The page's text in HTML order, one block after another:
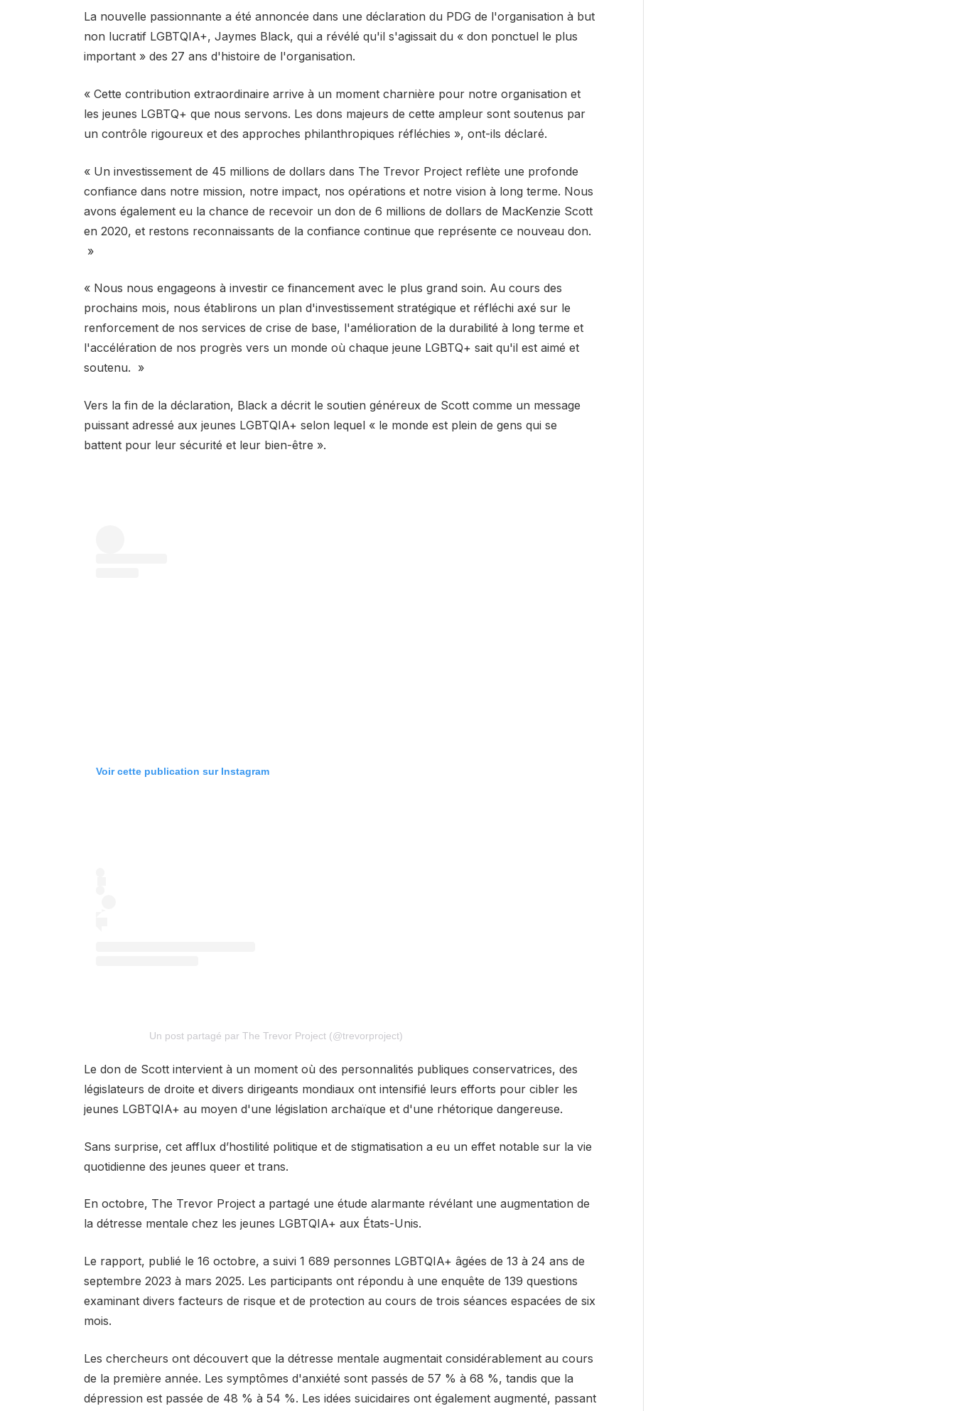
La nouvelle passionnante a été annoncée dans une déclaration du PDG de l'organisation à but
non lucratif LGBTQIA+, Jaymes Black, qui a révélé qu'il s'agissait du « don ponctuel le plus
important » des 27 ans d'histoire de l'organisation.
« Cette contribution extraordinaire arrive à un moment charnière pour notre organisation et
les jeunes LGBTQ+ que nous servons. Les dons majeurs de cette ampleur sont soutenus par
un contrôle rigoureux et des approches philanthropiques réfléchies », ont-ils déclaré.
« Un investissement de 45 millions de dollars dans The Trevor Project reflète une profonde
confiance dans notre mission, notre impact, nos opérations et notre vision à long terme. Nous
avons également eu la chance de recevoir un don de 6 millions de dollars de MacKenzie Scott
en 2020, et restons reconnaissants de la confiance continue que représente ce nouveau don.
»
« Nous nous engageons à investir ce financement avec le plus grand soin. Au cours des
prochains mois, nous établirons un plan d'investissement stratégique et réfléchi axé sur le
renforcement de nos services de crise de base, l'amélioration de la durabilité à long terme et
l'accélération de nos progrès vers un monde où chaque jeune LGBTQ+ sait qu'il est aimé et
soutenu. »
Vers la fin de la déclaration, Black a décrit le soutien généreux de Scott comme un message
puissant adressé aux jeunes LGBTQIA+ selon lequel « le monde est plein de gens qui se
battent pour leur sécurité et leur bien-être ».
Voir cette publication sur Instagram
Un post partagé par The Trevor Project (@trevorproject)
Le don de Scott intervient à un moment où des personnalités publiques conservatrices, des
législateurs de droite et divers dirigeants mondiaux ont intensifié leurs efforts pour cibler les
jeunes LGBTQIA+ au moyen d'une législation archaïque et d'une rhétorique dangereuse.
Sans surprise, cet afflux d’hostilité politique et de stigmatisation a eu un effet notable sur la vie
quotidienne des jeunes queer et trans.
En octobre, The Trevor Project a partagé une étude alarmante révélant une augmentation de
la détresse mentale chez les jeunes LGBTQIA+ aux États-Unis.
Le rapport, publié le 16 octobre, a suivi 1 689 personnes LGBTQIA+ âgées de 13 à 24 ans de
septembre 2023 à mars 2025. Les participants ont répondu à une enquête de 139 questions
examinant divers facteurs de risque et de protection au cours de trois séances espacées de six
mois.⁠
Les chercheurs ont découvert que la détresse mentale augmentait considérablement au cours
de la première année. Les symptômes d'anxiété sont passés de 57 % à 68 %, tandis que la
dépression est passée de 48 % à 54 %. Les idées suicidaires ont également augmenté, passant